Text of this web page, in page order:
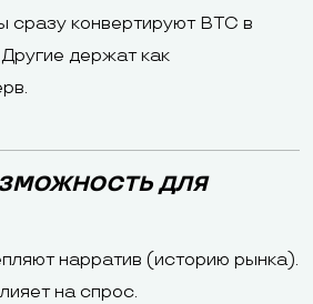
сразу конвертируют BTC в
держат как
ДЛЯ
нарратив (историю рынка).
на спрос.